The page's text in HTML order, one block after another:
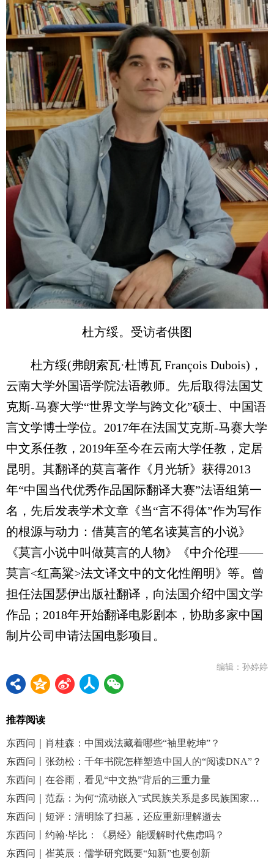
杜方绥。受访者供图
杜方绥(弗朗索瓦·杜博瓦 François Dubois)，
云南大学外国语学院法语教师。先后取得法国艾
克斯-马赛大学“世界文学与跨文化”硕士、中国语
言文学博士学位。2017年在法国艾克斯-马赛大学
中文系任教，2019年至今在云南大学任教，定居
昆明。其翻译的莫言著作《月光斩》获得2013
年“中国当代优秀作品国际翻译大赛”法语组第一
名，先后发表学术文章《当“言不得体”作为写作
的根源与动力：借莫言的笔名读莫言的小说》
《莫言小说中叫做莫言的人物》《中介伦理——
莫言<红高粱>法文译文中的文化性阐明》等。曾
担任法国瑟伊出版社翻译，向法国介绍中国文学
作品；2018年开始翻译电影剧本，协助多家中国
制片公司申请法国电影项目。
编辑：孙婷婷
推荐阅读
东西问｜肖桂森：中国戏法藏着哪些“袖里乾坤”？
东西问丨张劲松：千年书院怎样塑造中国人的“阅读DNA”？
东西问｜在谷雨，看见“中文热”背后的三重力量
东西问｜范磊：为何“流动嵌入”式民族关系是多民族国家发展的必然趋势？
东西问｜短评：清明除了扫墓，还应重新理解逝去
东西问丨约翰·毕比：《易经》能缓解时代焦虑吗？
东西问｜崔英辰：儒学研究既要“知新”也要创新